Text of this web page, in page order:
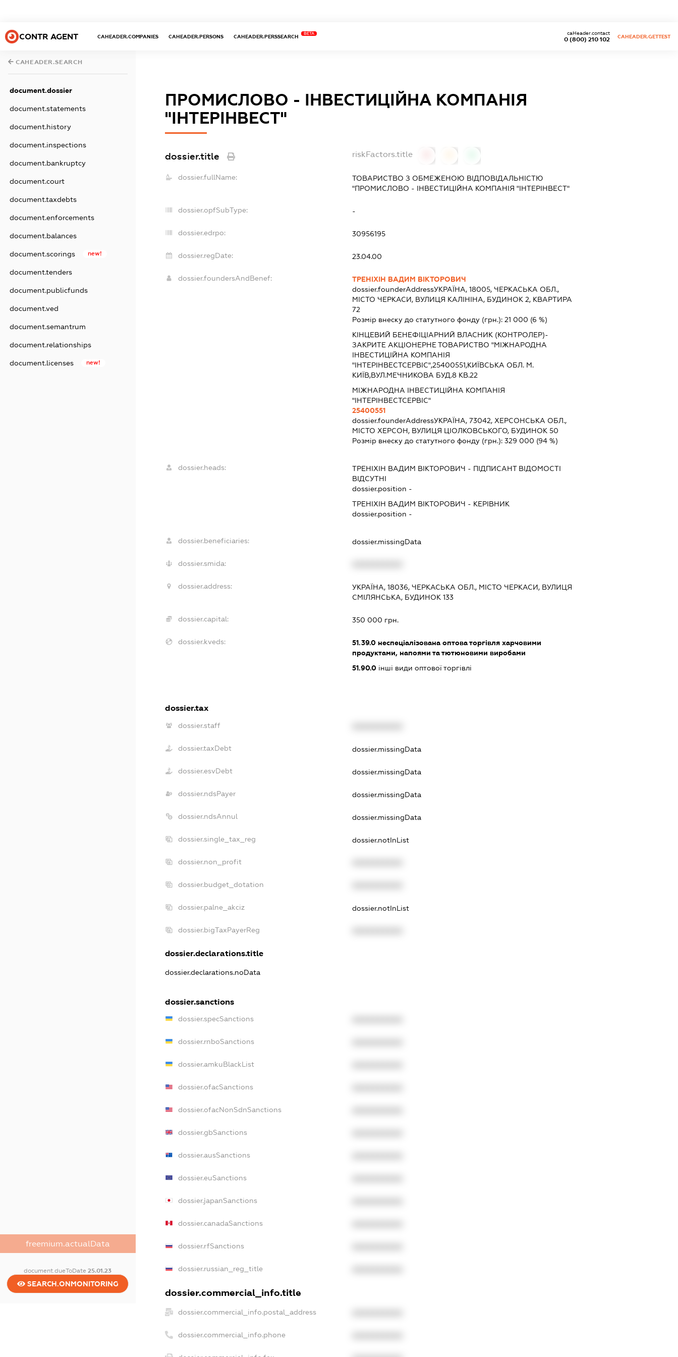
CONTR AGENT CAHEADER.COMPANIES CAHEADER.PERSONS CAHEADER.PERSSEARCH
BETA
0 (800) 210 102
caHeader.contact
CAHEADER.GETTEST
CAHEADER.SEARCH
document.dossier
document.statements
document.history
document.inspections
document.bankruptcy
document.court
document.taxdebts
document.enforcements
document.balances
document.scorings new!
document.tenders
document.publicfunds
document.ved
document.semantrum
document.relationships
document.licenses new!
freemium.actualData
document.dueToDate25.01.23
SEARCH.ONMONITORING
ПРОМИСЛОВО - ІНВЕСТИЦІЙНА КОМПАНІЯ
"ІНТЕРІНВЕСТ"
dossier.title riskFactors.title
dossier.fullName:
ТОВАРИСТВО З ОБМЕЖЕНОЮ ВІДПОВІДАЛЬНІСТЮ
"ПРОМИСЛОВО - ІНВЕСТИЦІЙНА КОМПАНІЯ "ІНТЕРІНВЕСТ"
dossier.opfSubType: -
dossier.edrpo: 30956195
dossier.regDate: 23.04.00
dossier.foundersAndBenef:
ТРЕНІХІН ВАДИМ ВІКТОРОВИЧ
dossier.founderAddressУКРАЇНА, 18005, ЧЕРКАСЬКА ОБЛ.,
МІСТО ЧЕРКАСИ, ВУЛИЦЯ КАЛІНІНА, БУДИНОК 2, КВАРТИРА
72
Розмір внеску до статутного фонду (грн.): 21 000 (6 %)
КІНЦЕВИЙ БЕНЕФІЦІАРНИЙ ВЛАСНИК (КОНТРОЛЕР)-
ЗАКРИТЕ АКЦІОНЕРНЕ ТОВАРИСТВО "МІЖНАРОДНА
ІНВЕСТИЦІЙНА КОМПАНІЯ
"ІНТЕРІНВЕСТСЕРВІС",25400551,КИЇВСЬКА ОБЛ. М.
КИЇВ,ВУЛ.МЕЧНИКОВА БУД.8 КВ.22
МІЖНАРОДНА ІНВЕСТИЦІЙНА КОМПАНІЯ
"ІНТЕРІНВЕСТСЕРВІС"
25400551
dossier.founderAddressУКРАЇНА, 73042, ХЕРСОНСЬКА ОБЛ.,
МІСТО ХЕРСОН, ВУЛИЦЯ ЦІОЛКОВСЬКОГО, БУДИНОК 50
Розмір внеску до статутного фонду (грн.): 329 000 (94 %)
dossier.heads: ТРЕНІХІН ВАДИМ ВІКТОРОВИЧ - ПІДПИСАНТВІДОМОСТІ
ВІДСУТНІ
dossier.position -
ТРЕНІХІН ВАДИМ ВІКТОРОВИЧ - КЕРІВНИК
dossier.position -
dossier.beneficiaries: dossier.missingData
dossier.smida:
dossier.address:
УКРАЇНА, 18036, ЧЕРКАСЬКА ОБЛ., МІСТО ЧЕРКАСИ, ВУЛИЦЯ
СМІЛЯНСЬКА, БУДИНОК 133
dossier.capital: 350 000 грн.
dossier.kveds: 51.39.0 неспеціалізована оптова торгівля харчовими
продуктами, напоями та тютюновими виробами
51.90.0 інші види оптової торгівлі
dossier.tax
dossier.staff
dossier.taxDebt dossier.missingData
dossier.esvDebt dossier.missingData
dossier.ndsPayer dossier.missingData
dossier.ndsAnnul dossier.missingData
dossier.single_tax_reg dossier.notInList
dossier.non_profit
dossier.budget_dotation
dossier.palne_akciz dossier.notInList
dossier.bigTaxPayerReg
dossier.declarations.title
dossier.declarations.noData
dossier.sanctions
dossier.specSanctions
dossier.rnboSanctions
dossier.amkuBlackList
dossier.ofacSanctions
dossier.ofacNonSdnSanctions
dossier.gbSanctions
dossier.ausSanctions
dossier.euSanctions
dossier.japanSanctions
dossier.canadaSanctions
dossier.rfSanctions
dossier.russian_reg_title
dossier.commercial_info.title
dossier.commercial_info.postal_address
dossier.commercial_info.phone